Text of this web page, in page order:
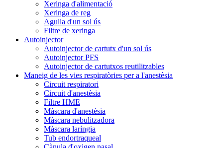
Xeringa d'alimentació
Xeringa de reg
Agulla d'un sol ús
Filtre de xeringa
Autoinjector
Autoinjector de cartutx d'un sol ús
Autoinjector PFS
Autoinjector de cartutxos reutilitzables
Maneig de les vies respiratòries per a l'anestèsia
Circuit respiratori
Circuit d'anestèsia
Filtre HME
Màscara d'anestèsia
Màscara nebulitzadora
Màscara laríngia
Tub endortraqueal